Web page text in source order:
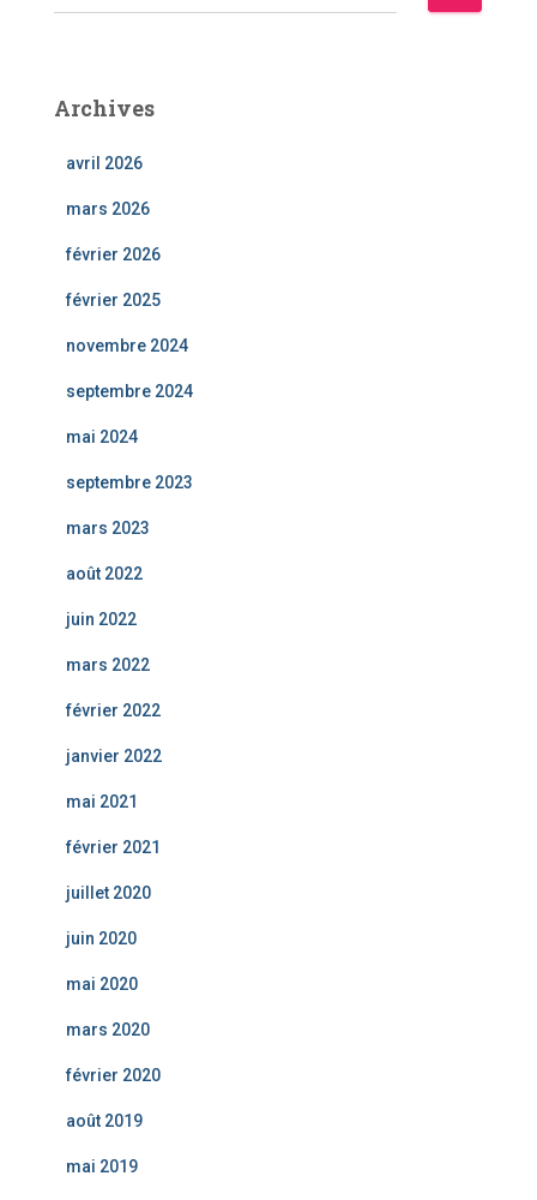
e
rArchives
avril 2026
mars 2026
février 2026
février 2025
novembre 2024
septembre 2024
mai 2024
septembre 2023
mars 2023
août 2022
juin 2022
mars 2022
février 2022
janvier 2022
mai 2021
février 2021
juillet 2020
juin 2020
mai 2020
mars 2020
février 2020
août 2019
mai 2019